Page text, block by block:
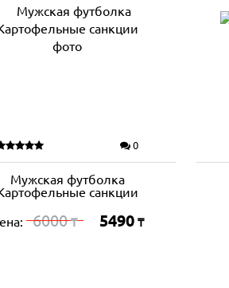
0
Мужская футболка
санкции
6000₸ 5490 ₸